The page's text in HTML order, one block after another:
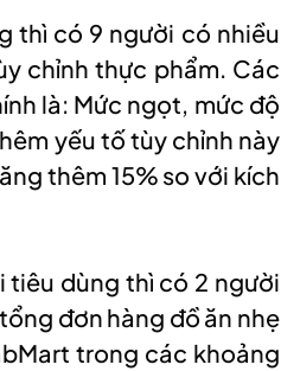
thì có 9 người có nhiều
chỉnh thực phẩm. Các
là: Mức ngọt, mức độ
yếu tố tùy chỉnh này
thêm 15% so với kích
tiêu dùng thì có 2 người
đơn hàng đồ ăn nhẹ
trong các khoảng